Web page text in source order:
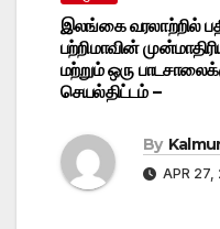
இலங்கை வரலாற்றில்
பற்றிமாவின்
மற்றும் ஒரு
செயல்திட்டம் –
By
APR 27,